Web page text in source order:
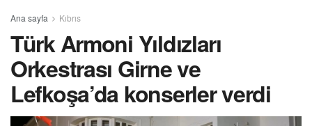
Ana sayfa Kıbrıs
Türk Armoni Yıldızları
Orkestrası Girne ve
Lefkoşa’da konserler verdi